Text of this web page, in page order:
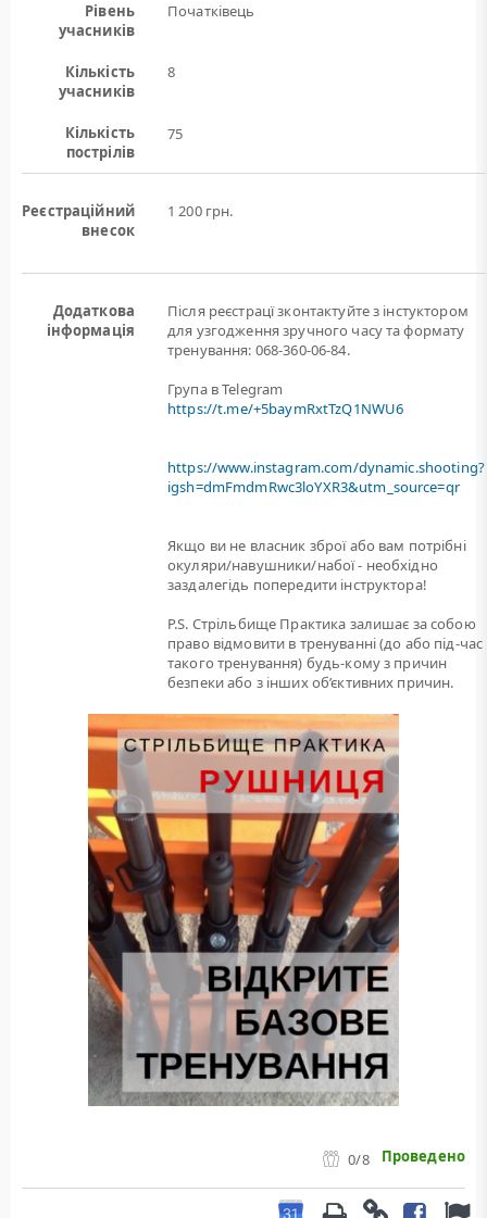
Рівень
учасників
Початківець
Кількість
учасників
8
Кількість
пострілів
75
Реєстраційний
внесок
1 200 грн.
Додаткова
інформація
Після реєстрацї зконтактуйте з інстуктором
для узгодження зручного часу та формату
тренування: 068-360-06-84.
Група в Telegram
https://t.me/+5baymRxtTzQ1NWU6
https://www.instagram.com/dynamic.shooting?
igsh=dmFmdmRwc3loYXR3&utm_source=qr
Якщо ви не власник зброї або вам потрiбнi
окуляри/навушники/набої - необхідно
заздалегідь попередити інструктора!
P.S. Стрільбище Практика залишає за собою
право відмовити в тренуванні (до або під-час
такого тренування) будь-кому з причин
безпеки або з інших об’єктивних причин.
0/8 Проведено